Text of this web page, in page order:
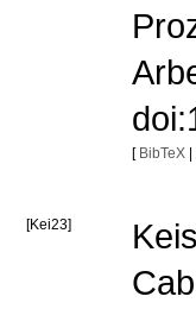
[ BibTeX|
[Kei23]